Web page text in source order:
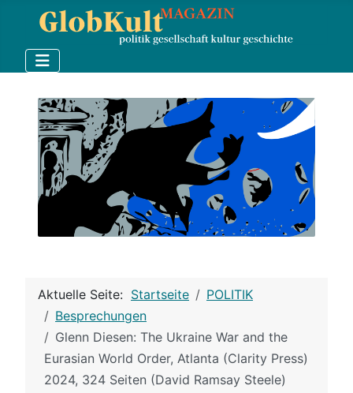
Aktuelle Seite: Startseite
POLITIK
Besprechungen
Glenn Diesen: The Ukraine War and the
Eurasian World Order, Atlanta (Clarity Press)
2024, 324 Seiten (David Ramsay Steele)